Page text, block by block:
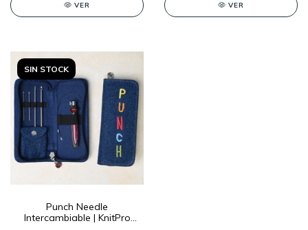
VER VER
SIN STOCK
Punch Needle
Intercambiable | KnitPro